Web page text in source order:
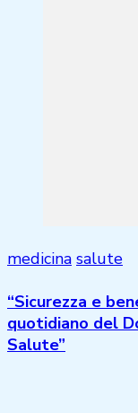
medicina salute
“Sicurezza e
quotidiano del
Salute”